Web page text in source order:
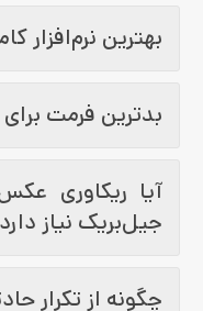
بهترین نرم‌افزار
بدترین فرمت
آیا ریکاوری
جیل‌بریک نیاز
چگونه از تکرار